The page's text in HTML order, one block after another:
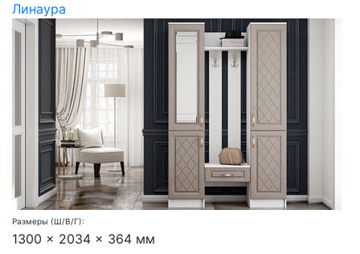
Линаура
Размеры (Ш/В/Г):
1300 x 2034 x 364 мм